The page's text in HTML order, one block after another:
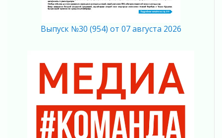
Ленинградской области
Уроки безопасности для детей и взрослых
десантных войск
02 августа 2026
«Активное лето»
Ленобласть отметила заслуги жителей перед
регионом и страной
02 августа 2026
Выпуск №30 (954) от 07 августа 2026